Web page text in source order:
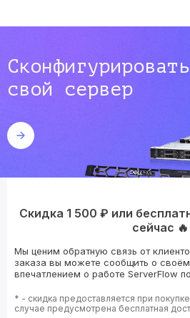
Сконфигурировать
свой сервер
Скидка 1 500 ₽ или
сейчас 🔥
Мы ценим обратную связь от
заказа вы можете сообщить о
впечатлением о работе ServerFlow
* - скидка предоставляется при
случае предусмотрена бесплатная